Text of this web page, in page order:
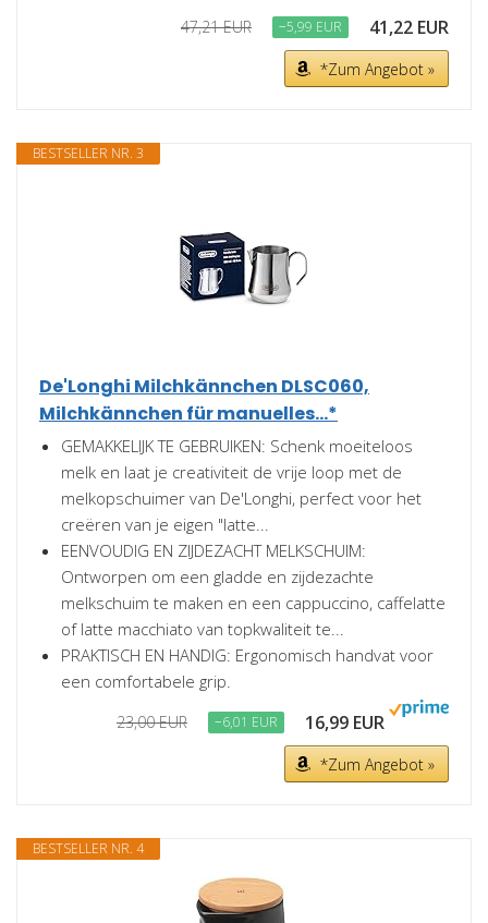
47,21 EUR −5,99 EUR 41,22 EUR
*Zum Angebot »
BESTSELLER NR. 3
De'Longhi Milchkännchen DLSC060,
Milchkännchen für manuelles...*
GEMAKKELIJK TE GEBRUIKEN: Schenk moeiteloos
melk en laat je creativiteit de vrije loop met de
melkopschuimer van De'Longhi, perfect voor het
creëren van je eigen "latte...
EENVOUDIG EN ZIJDEZACHT MELKSCHUIM:
Ontworpen om een gladde en zijdezachte
melkschuim te maken en een cappuccino, caffelatte
of latte macchiato van topkwaliteit te...
PRAKTISCH EN HANDIG: Ergonomisch handvat voor
een comfortabele grip.
23,00 EUR −6,01 EUR 16,99 EUR
*Zum Angebot »
BESTSELLER NR. 4